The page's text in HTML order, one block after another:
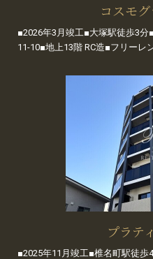
コスモ
■2026年3月竣工■大塚駅徒歩3
11-10■地上13階 RC造■フリーレ
プラテ
■2025年11月竣工■椎名町駅徒